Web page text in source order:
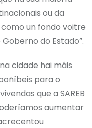
ou da
como un fondo voitre
do Estado”.
cidade hai máis
para o
que a SAREB
aumentar